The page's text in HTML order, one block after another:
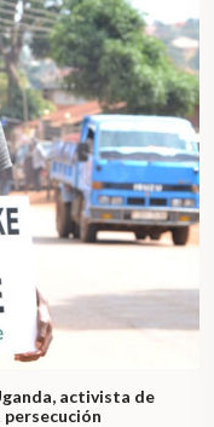
activista de